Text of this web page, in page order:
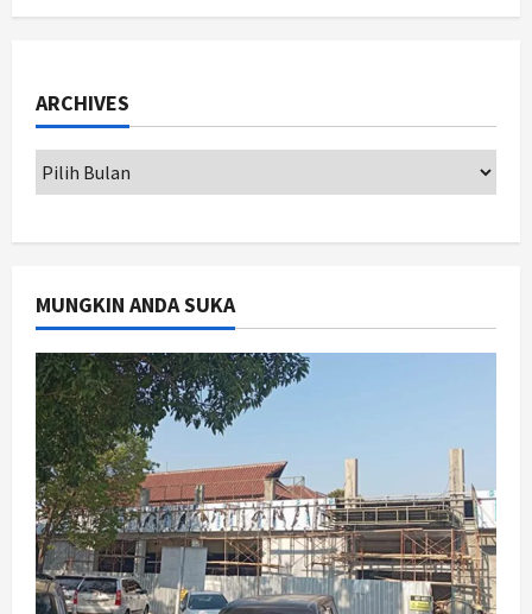
2
4
Jogja
Jasa Marga Pastikan Pembangunan
Tol Jogja-Solo Segera Rampung,
Progres 98 Persen
5
Politik
Karwito Komitmen Perbaikan Jalan
Desa Sidomukti dengan Cor Beton
Bertahap
Agustus 6, 2026
ARCHIVES
MUNGKIN ANDA SUKA